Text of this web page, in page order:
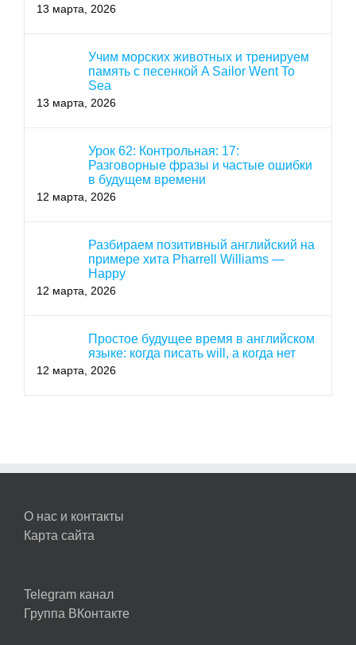
13 марта, 2026
Учим морских животных и тренируем
память с песенкой A Sailor Went To
Sea
13 марта, 2026
Урок 62: Контрольная: 17:
Разговорные фразы и частые ошибки
в будущем времени
12 марта, 2026
Разбираем позитивный английский на
примере хита Pharrell Williams —
Happy
12 марта, 2026
Простое будущее время в английском
языке: когда писать will, а когда нет
12 марта, 2026
О нас и контакты
Карта сайта
Telegram канал
Группа ВКонтакте